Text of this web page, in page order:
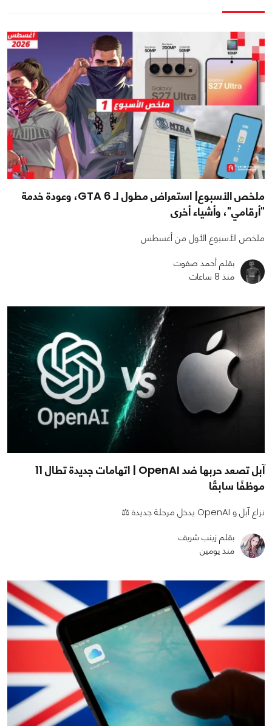
ملخص الأسبوع| استعراض مطول لـ GTA 6، وعودة خدمة
"أرقامي"، وأشياء أخرى
ملخص الأسبوع الأول من أغسطس
بقلم أحمد صفوت
منذ 8 ساعات
آبل تصعد حربها ضد OpenAI | اتهامات جديدة تطال 11
موظفًا سابقًا
نزاع آبل و OpenAI يدخل مرحلة جديدة ⚖️
بقلم زينب شريف
منذ يومين